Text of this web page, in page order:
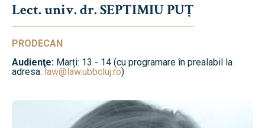
Lect. univ. dr. SEPTIMIU PUȚ
PRODECAN
Audienţe: Marți: 13 - 14 (cu programare în prealabil la
adresa:law@law.ubbcluj.ro)